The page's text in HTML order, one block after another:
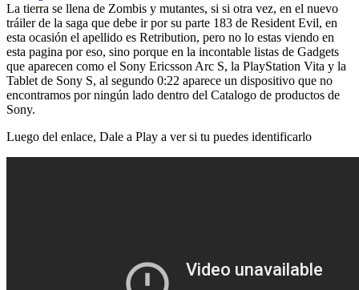
La tierra se llena de Zombis y mutantes, si si otra vez, en el nuevo
tráiler de la saga que debe ir por su parte 183 de Resident Evil, en
esta ocasión el apellido es Retribution, pero no lo estas viendo en
esta pagina por eso, sino porque en la incontable listas de Gadgets
que aparecen como el Sony Ericsson Arc S, la PlayStation Vita y la
Tablet de Sony S, al segundo 0:22 aparece un dispositivo que no
encontramos por ningún lado dentro del Catalogo de productos de
Sony.
Luego del enlace, Dale a Play a ver si tu puedes identificarlo